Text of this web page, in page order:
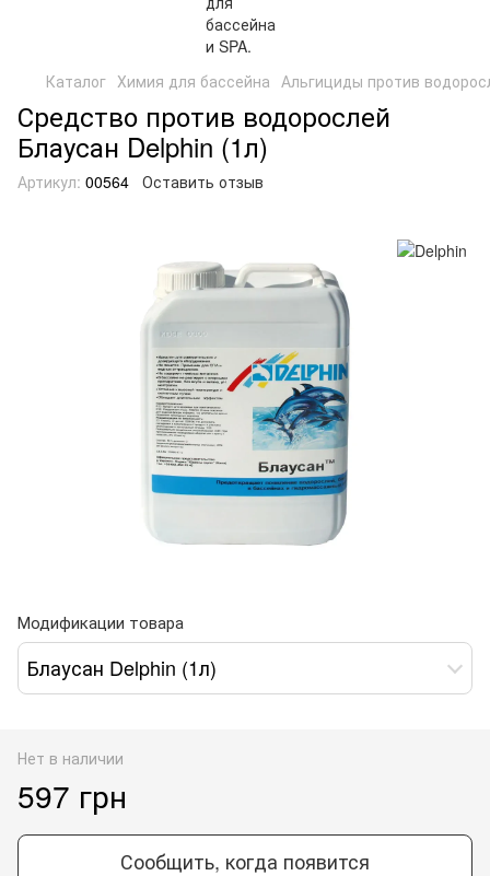
Каталог Химия для бассейна Альгициды против
Средство против водорослей
Блаусан Delphin (1л)
Артикул: 00564 Оставить отзыв
Модификации товара
Блаусан Delphin (1л)
Нет в наличии
597 грн
Сообщить, когда появится